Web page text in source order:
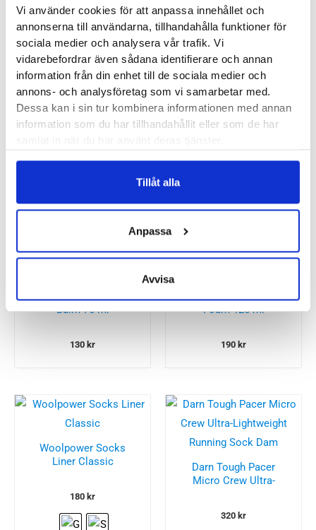
Vi använder cookies för att anpassa innehållet och
annonserna till användarna, tillhandahålla funktioner för
sociala medier och analysera vår trafik. Vi
vidarebefordrar även sådana identifierare och annan
information från din enhet till de sociala medier och
annons- och analysföretag som vi samarbetar med.
Dessa kan i sin tur kombinera informationen med annan
information som du har tillhandahållit eller som de har
Tillåt alla
Anpassa
Avvisa
Diabetic 100 ml
150kr
Gerlachs 75 ml
130
75 ml
75 ml
Gehwol Refreshing
Balm 75 ml
130 kr
Gehwol med® Express
Foam 125 ml
190 kr
Woolpower Socks
Liner Classic
180 kr
Darn Tough Pacer
Micro Crew Ultra-
320 kr